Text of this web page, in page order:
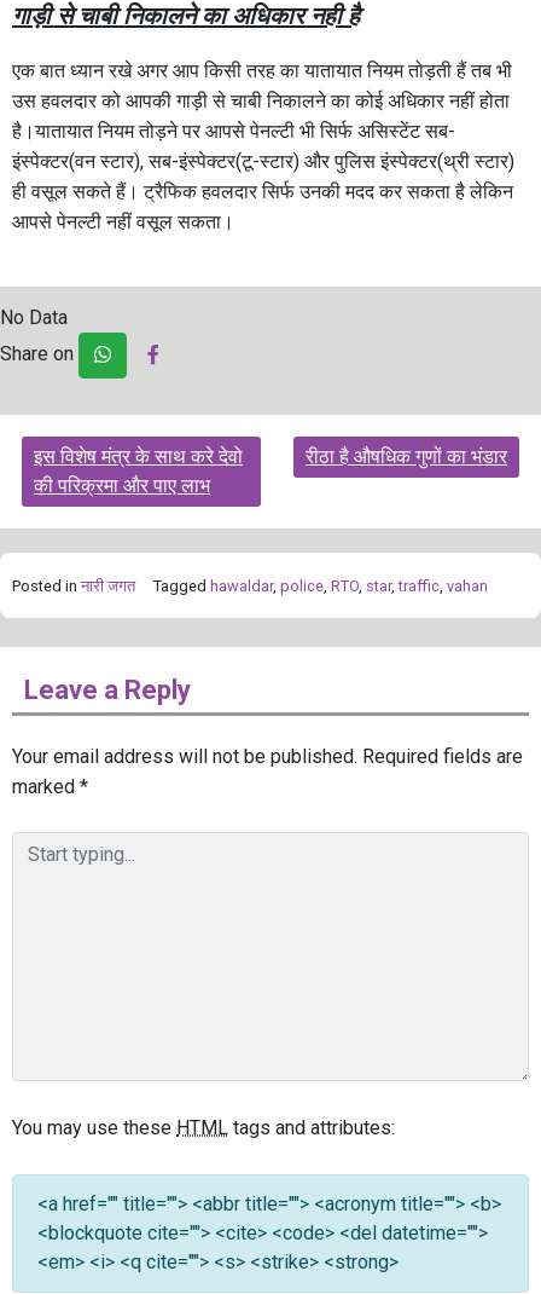
गाड़ी से चाबी निकालने का अधिकार नही है
एक बात ध्यान रखे अगर आप किसी तरह का यातायात नियम तोड़ती हैं तब भी
उस हवलदार को आपकी गाड़ी से चाबी निकालने का कोई अधिकार नहीं होता
है।यातायात नियम तोड़ने पर आपसे पेनल्टी भी सिर्फ असिस्टेंट सब-
इंस्पेक्टर(वन स्टार), सब-इंस्पेक्टर(टू-स्टार) और पुलिस इंस्पेक्टर(थ्री स्टार)
ही वसूल सकते हैं। ट्रैफिक हवलदार सिर्फ उनकी मदद कर सकता है लेकिन
आपसे पेनल्टी नहीं वसूल सकता।
No Data
Share on
Post
navigation
इस विशेष मंत्र के साथ करे देवो
की परिक्रमा और पाए लाभ
रीठा है औषधिक गुणों का भंडार
Posted in नारी जगत Tagged hawaldar, police RTO star,traffic vahan
Leave a Reply
Your email address will not be published. Required fields are
marked *
You may use these HTML tags and attributes:
<a href="" title=""> <abbr title=""> <acronym title=""> <b>
<blockquote cite=""> <cite> <code> <del datetime="">
<em> <i> <q cite=""> <s> <strike> <strong>